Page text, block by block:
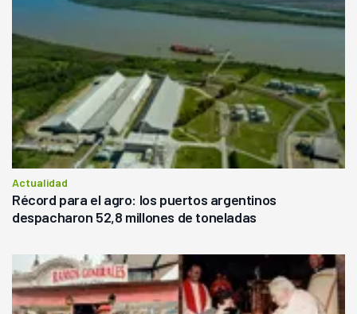
Actualidad
Récord para el agro: los puertos argentinos
despacharon 52,8 millones de toneladas